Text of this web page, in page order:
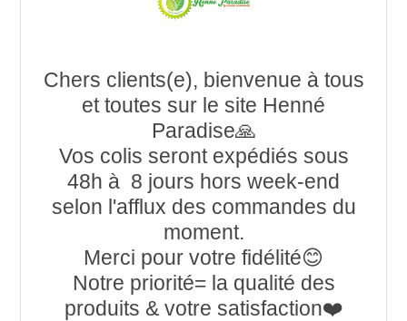
Chers clients(e), bienvenue à tous
et toutes sur le site Henné
Paradise🙏
Vos colis seront expédiés sous
48h à 8 jours hors week-end
selon l'afflux des commandes du
moment.
Merci pour votre fidélité😊
Notre priorité= la qualité des
produits & votre satisfaction❤️